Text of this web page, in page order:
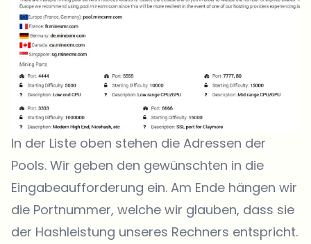
In der Liste oben stehen die Adressen der
Pools. Wir geben den gewünschten in die
Eingabeaufforderung ein. Am Ende hängen wir
die Portnummer, welche wir glauben, dass sie
der Hashleistung unseres Rechners entspricht.